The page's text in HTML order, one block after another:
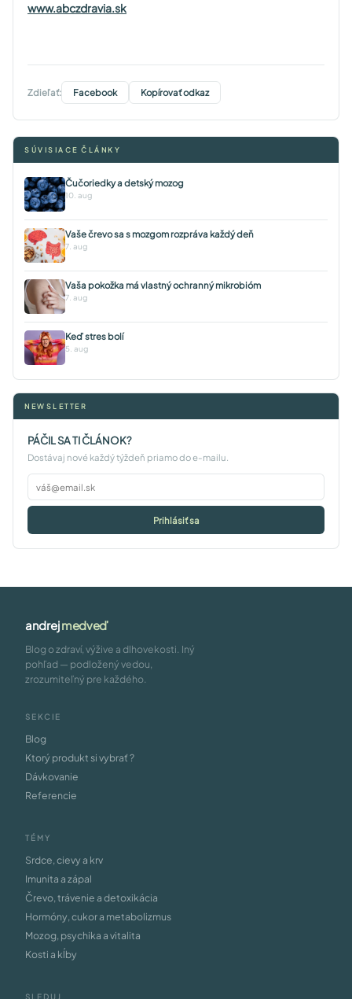
www.abczdravia.sk
Zdieľať: Facebook Kopírovať odkaz
SÚVISIACE ČLÁNKY
Čučoriedky a detský mozog
10. aug
Vaše črevo sa s mozgom rozpráva každý deň
7. aug
Vaša pokožka má vlastný ochranný mikrobióm
7. aug
Keď stres bolí
5. aug
NEWSLETTER
PÁČIL SA TI ČLÁNOK?
Dostávaj nové každý týždeň priamo do e-mailu.
Prihlásiť sa
andrejmedveď
Blog o zdraví, výžive a dlhovekosti. Iný
pohľad — podložený vedou,
zrozumiteľný pre každého.
SEKCIE
Blog
Ktorý produkt si vybrať ?
Dávkovanie
Referencie
TÉMY
Srdce, cievy a krv
Imunita a zápal
Črevo, trávenie a detoxikácia
Hormóny, cukor a metabolizmus
Mozog, psychika a vitalita
Kosti a kĺby
SLEDUJ